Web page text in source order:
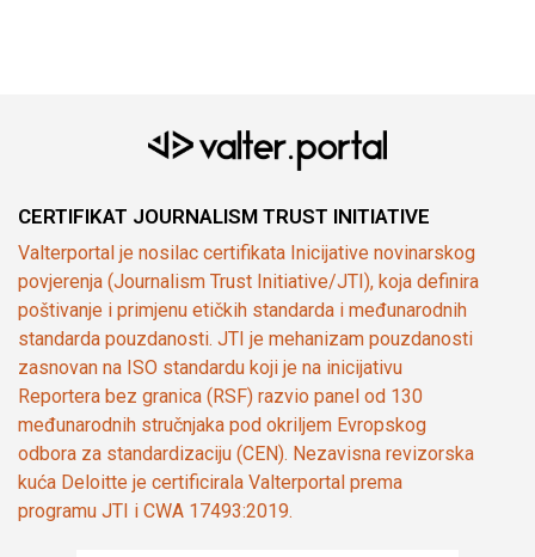
CERTIFIKAT JOURNALISM TRUST INITIATIVE
Valterportal je nosilac certifikata Inicijative novinarskog
povjerenja (Journalism Trust Initiative/JTI), koja definira
poštivanje i primjenu etičkih standarda i međunarodnih
standarda pouzdanosti. JTI je mehanizam pouzdanosti
zasnovan na ISO standardu koji je na inicijativu
Reportera bez granica (RSF) razvio panel od 130
međunarodnih stručnjaka pod okriljem Evropskog
odbora za standardizaciju (CEN). Nezavisna revizorska
kuća Deloitte je certificirala Valterportal prema
programu JTI i CWA 17493:2019.